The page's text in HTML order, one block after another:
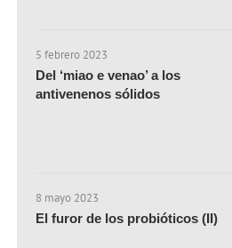
5 febrero 2023
Del ‘miao e venao’ a los
antivenenos sólidos
8 mayo 2023
El furor de los probióticos (II)